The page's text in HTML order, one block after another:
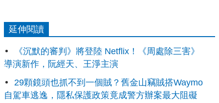
延伸閱讀
《沉默的審判》將登陸 Netflix！《周處除三害》
導演新作，阮經天、王淨主演
29顆鏡頭也抓不到一個賊？舊金山竊賊搭Waymo
自駕車逃逸，隱私保護政策竟成警方辦案最大阻礙